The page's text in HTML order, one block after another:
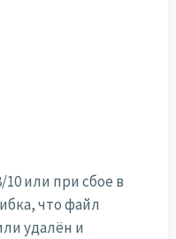
или при сбое в
что файл
удалён и